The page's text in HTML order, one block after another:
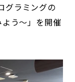
グラミングの
う～」を開催